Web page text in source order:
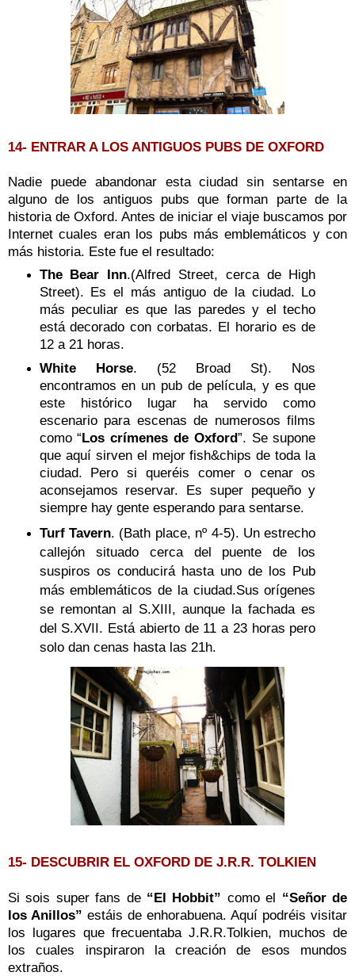
14- ENTRAR A LOS ANTIGUOS PUBS DE OXFORD
Nadie puede abandonar esta ciudad sin sentarse en
alguno de los antiguos pubs que forman parte de la
historia de Oxford. Antes de iniciar el viaje buscamos por
Internet cuales eran los pubs más emblemáticos y con
más historia. Este fue el resultado:
The Bear Inn.(Alfred Street, cerca de High
Street). Es el más antiguo de la ciudad. Lo
más peculiar es que las paredes y el techo
está decorado con corbatas. El horario es de
12 a 21 horas.
White Horse. (52 Broad St). Nos
encontramos en un pub de película, y es que
este histórico lugar ha servido como
escenario para escenas de numerosos films
como “Los crímenes de Oxford”. Se supone
que aquí sirven el mejor fish&chips de toda la
ciudad. Pero si queréis comer o cenar os
aconsejamos reservar. Es super pequeño y
siempre hay gente esperando para sentarse.
Turf Tavern. (Bath place, nº 4-5). Un estrecho
callejón situado cerca del puente de los
suspiros os conducirá hasta uno de los Pub
más emblemáticos de la ciudad.Sus orígenes
se remontan al S.XIII, aunque la fachada es
del S.XVII. Está abierto de 11 a 23 horas pero
solo dan cenas hasta las 21h.
15- DESCUBRIR EL OXFORD DE J.R.R. TOLKIEN
Si sois super fans de “El Hobbit” como el “Señor de
los Anillos” estáis de enhorabuena. Aquí podréis visitar
los lugares que frecuentaba J.R.R.Tolkien, muchos de
los cuales inspiraron la creación de esos mundos
extraños.